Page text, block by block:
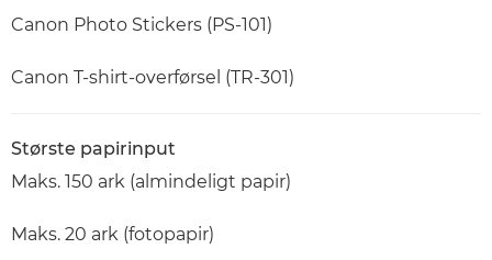
Canon Photo Stickers (PS-101)
Canon T-shirt-overførsel (TR-301)
Største papirinput
Maks. 150 ark (almindeligt papir)
Maks. 20 ark (fotopapir)